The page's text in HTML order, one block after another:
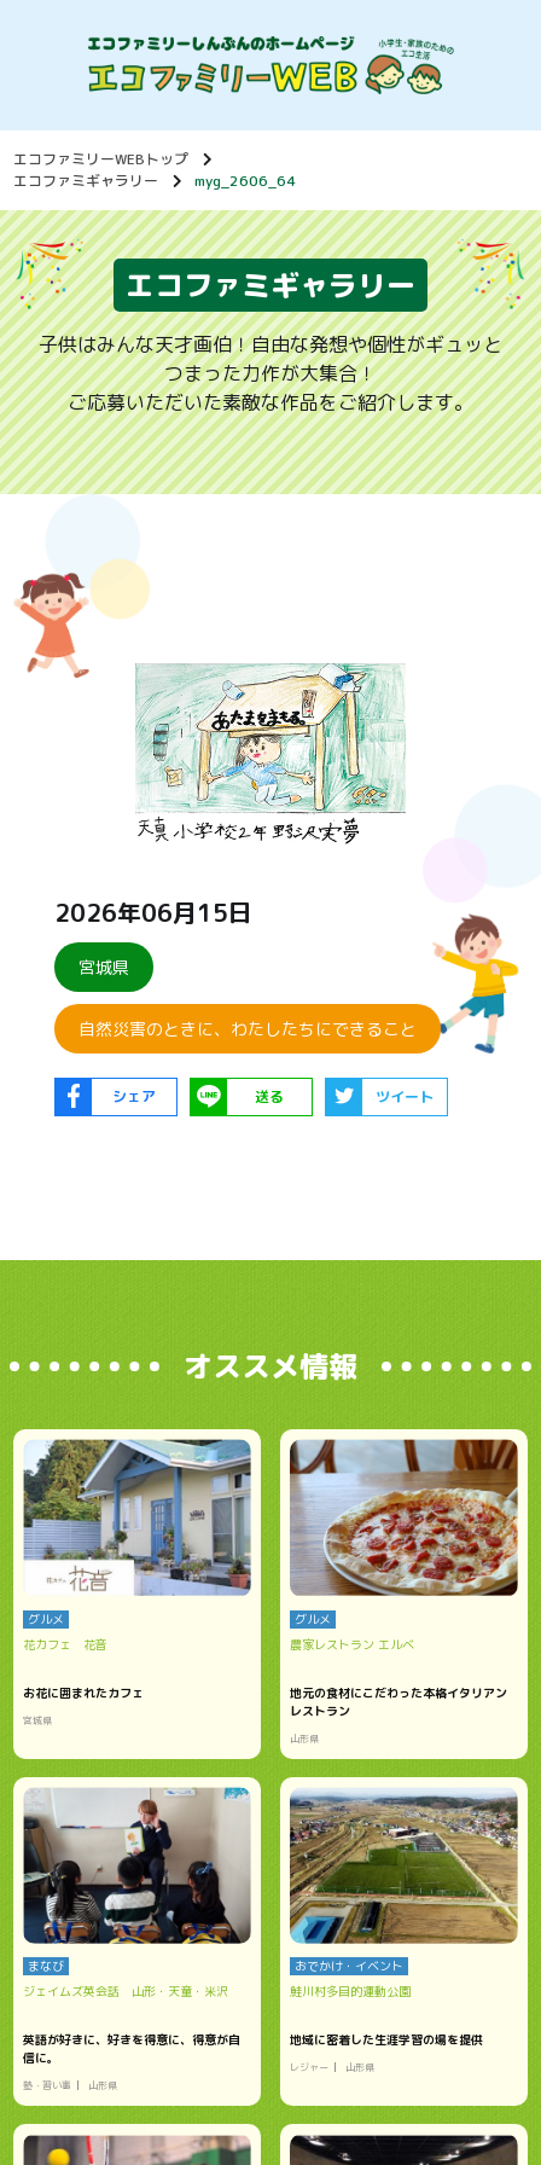
エコファミリーWEBトップ
エコファミギャラリー
myg_2606_64
エコファミギャラリー
子供はみんな天才画伯！自由な発想や個性がギュッと
つまった力作が大集合！
ご応募いただいた素敵な作品をご紹介します。
2026年06月15日
宮城県
自然災害のときに、わたしたちにできること
シェア 送る ツイート
オススメ情報
グルメ
花カフェ 花音
お花に囲まれたカフェ
宮城県
グルメ
農家レストラン エルベ
地元の食材にこだわった本格イタリアン
レストラン
山形県
まなび
ジェイムズ英会話 山形・天童・米沢
英語が好きに、好きを得意に、得意が自
信に。
塾・習い事 山形県
おでかけ・イベント
鮭川村多目的運動公園
地域に密着した生涯学習の場を提供
レジャー 山形県